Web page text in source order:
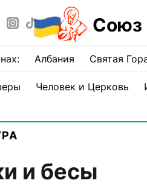
Союз
Албания Святая
Человек и Церковь
и бесы